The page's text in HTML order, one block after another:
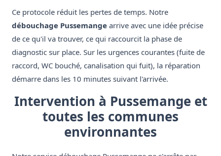
Ce protocole réduit les pertes de temps. Notre
débouchage Pussemange arrive avec une idée précise
de ce qu'il va trouver, ce qui raccourcit la phase de
diagnostic sur place. Sur les urgences courantes (fuite de
raccord, WC bouché, canalisation qui fuit), la réparation
démarre dans les 10 minutes suivant l'arrivée.
Intervention à Pussemange et
toutes les communes
environnantes